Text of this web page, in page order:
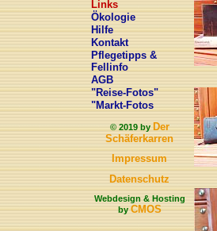
Links
Ökologie
Hilfe
Kontakt
Pflegetipps &
Fellinfo
AGB
"Reise-Fotos"
"Markt-Fotos
© 2019 byDer
Schäferkarren
Impressum
Datenschutz
Webdesign & Hosting
byCMOS